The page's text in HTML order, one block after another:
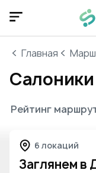
Главная
Салоники
Рейтинг
6 локаций
Заглянем в